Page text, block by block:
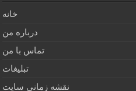
خانه
درباره من
تماس با من
تبلیغات
نقشه زمانی سایت